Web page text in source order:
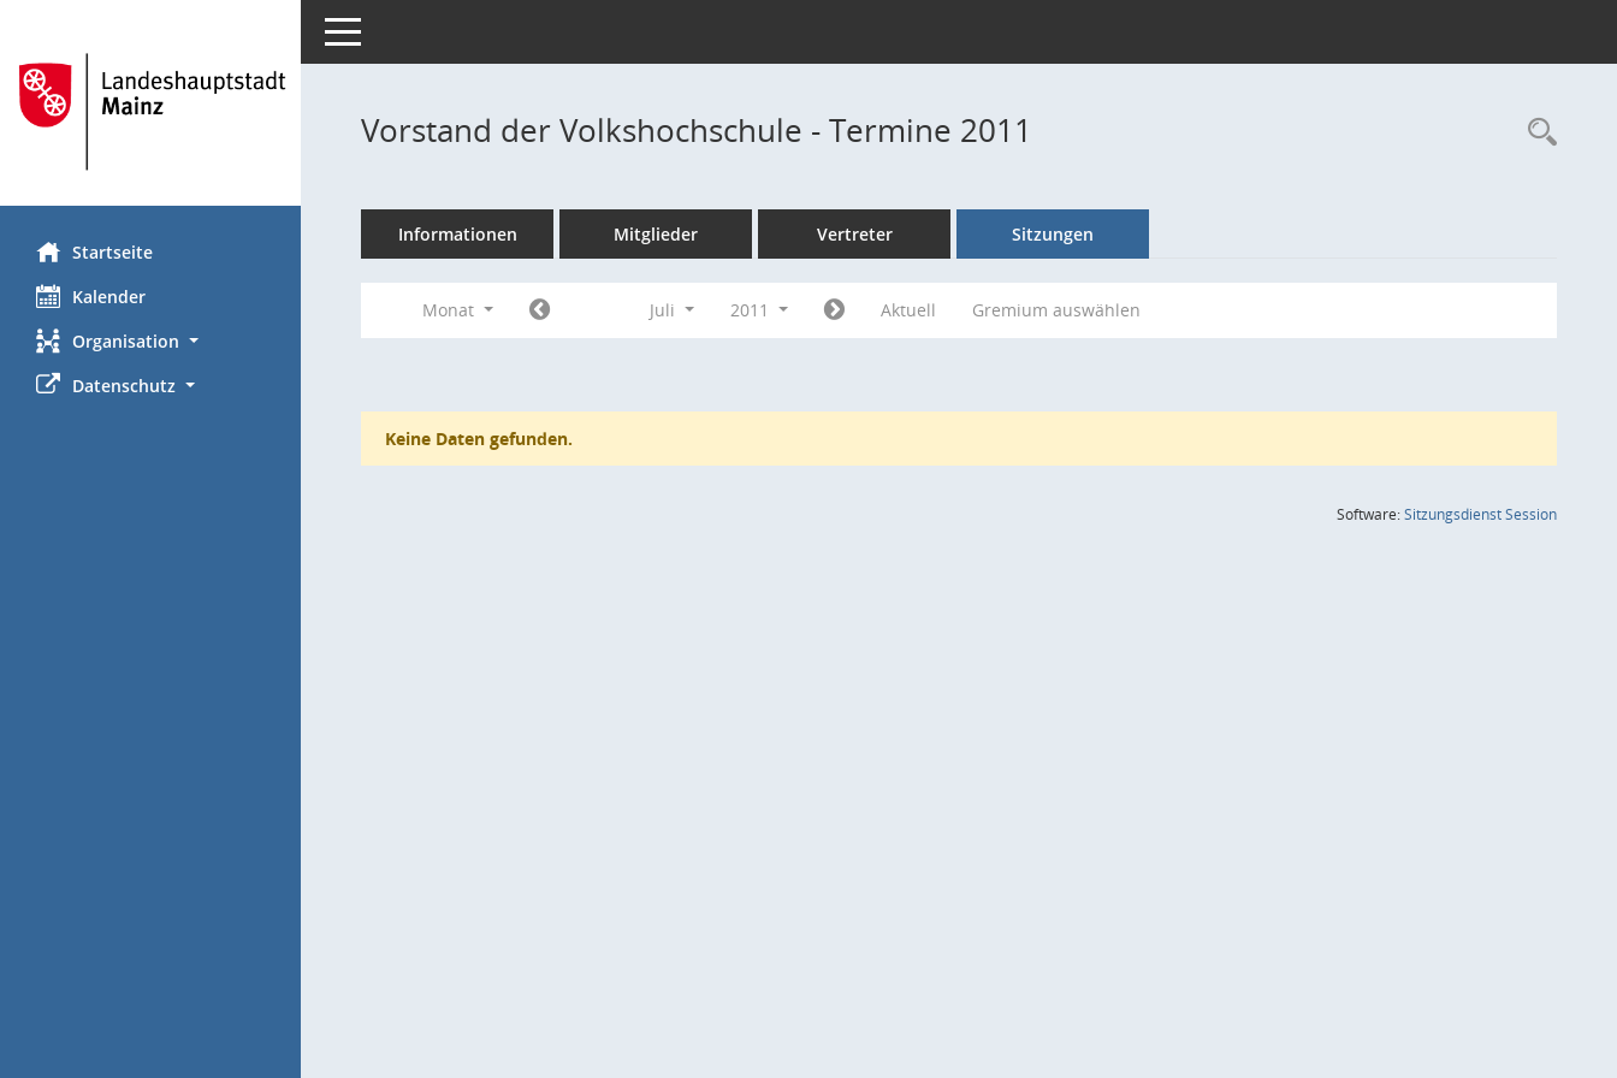
Startseite
Kalender
Organisation
Datenschutz
Toggle navigation
Vorstand der Volkshochschule - Termine 2011
Informationen Mitglieder Vertreter Sitzungen
Monat Juli 2011 Aktuell Gremium auswählen
Keine Daten gefunden.
Software:SitzungsdienstSession(Wird in